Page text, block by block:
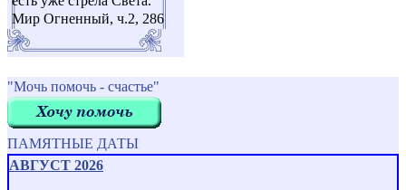
Мир Огненный, ч.2, 286
"Мочь помочь - счастье"
ПАМЯТНЫЕ ДАТЫ
АВГУСТ 2026